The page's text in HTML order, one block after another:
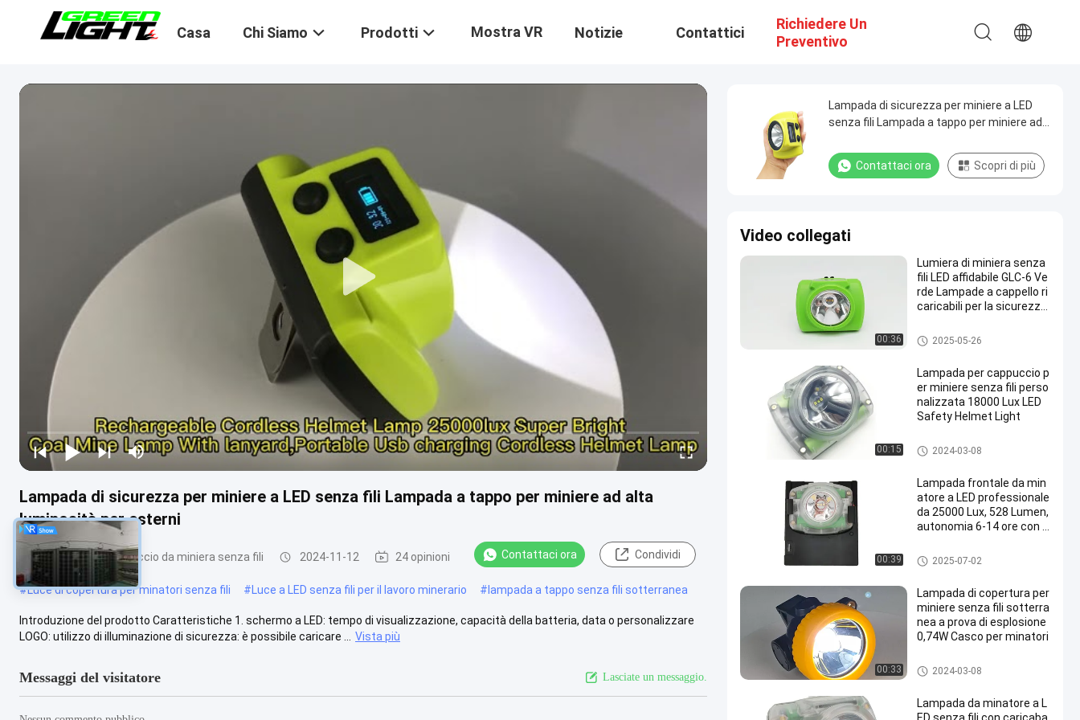
Casa Chi Siamo Prodotti Mostra VR Notizie Contattici
Richiedere Un
Preventivo
Lampada di sicurezza per miniere a LED senza fili Lampada a tappo per miniere ad alta
luminosità per esterni
Lampada per cappuccio da miniera senza fili 2024-11-12 24 opinioni Contattaci ora Condividi
#Luce di copertura per minatori senza fili #Luce a LED senza fili per il lavoro minerario #lampada a tappo senza fili sotterranea
Introduzione del prodotto Caratteristiche 1. schermo a LED: tempo di visualizzazione, capacità della batteria, data o personalizzare
LOGO: utilizzo di illuminazione di sicurezza: è possibile caricare ...
Vista più
Messaggi del visitatore Lasciate un messaggio.
Lampada di sicurezza per miniere a LED
senza fili Lampada a tappo per miniere ad
Contattaci ora Scopri di più
Video collegati
00:36
Lumiera di miniera senza
fili LED affidabile GLC-6 Ve
rde Lampade a cappello ri
caricabili per la sicurezza
Lampade ricaricabili per copert
ure minerarie
2025-05-26
00:15
Lampada per cappuccio p
er miniere senza fili perso
nalizzata 18000 Lux LED
Safety Helmet Light
Lampada per cappuccio da mi
niera senza fili
2024-03-08
00:39
Lampada frontale da min
atore a LED professionale
da 25000 Lux, 528 Lumen,
autonomia 6-14 ore con b
Lampada per cappuccio da mi
niera senza fili
2025-07-02
00:33
Lampada di copertura per
miniere senza fili sotterra
nea a prova di esplosione
0,74W Casco per minatori
Lampada per cappuccio da mi
niera senza fili
2024-03-08
Lampada da minatore a L